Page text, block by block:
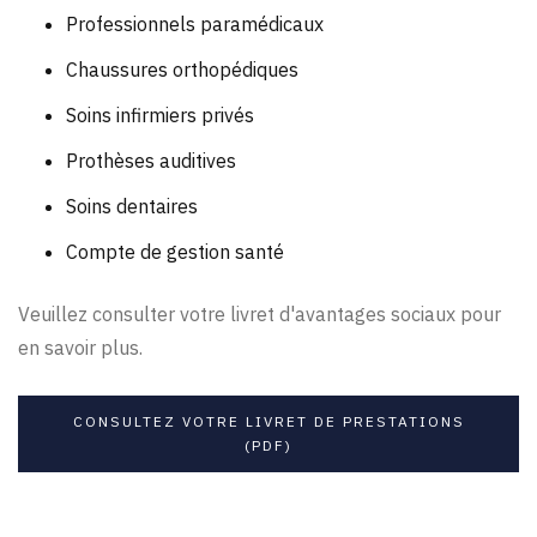
Professionnels paramédicaux
Chaussures orthopédiques
Soins infirmiers privés
Prothèses auditives
Soins dentaires
Compte de gestion santé
Veuillez consulter votre livret d'avantages sociaux pour
en savoir plus.
CONSULTEZ VOTRE LIVRET DE PRESTATIONS
(PDF)